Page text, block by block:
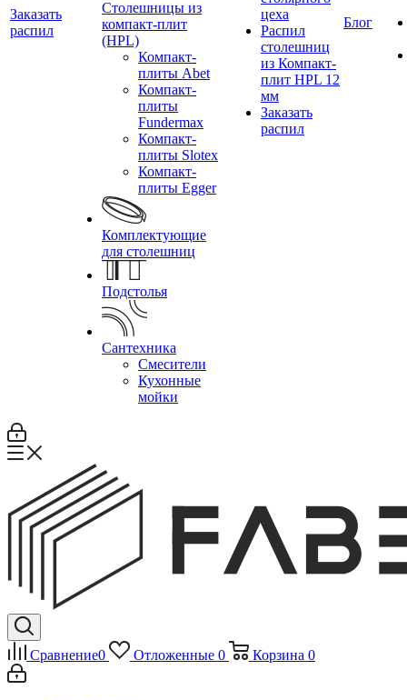
Заказать
распил
Столешницы из
компакт-плит
(HPL)
Компакт-
плиты Abet
Компакт-
плиты
Fundermax
Компакт-
плиты Slotex
Компакт-
плиты Egger
Комплектующие
для столешниц
Подстолья
Сантехника
Смесители
Кухонные
мойки
цеха
Распил
столешниц
из Компакт-
плит HPL 12
мм
Заказать
распил
Блог
Сравнение0 Отложенные 0 Корзина 0